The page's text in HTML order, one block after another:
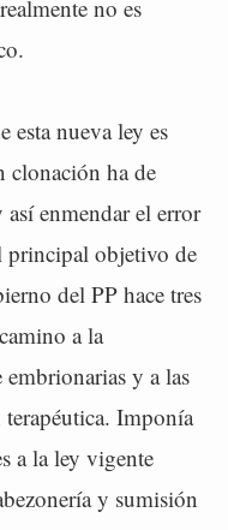
no es
esta nueva ley es
clonación ha de
enmendar el error
principal objetivo de
del PP hace tres
a la
y a las
Imponía
a la ley vigente
y sumisión